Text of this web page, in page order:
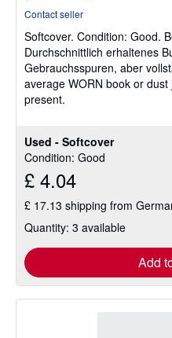
Used - Softcover
Condition: Good
£ 4.04
£ 17.13 shipping from
Quantity: 3 available
Add
out
of
5
stars
Contact seller
Softcover. Condition: Good.
Durchschnittlich erhaltenes
Gebrauchsspuren, aber
average WORN book or
present.